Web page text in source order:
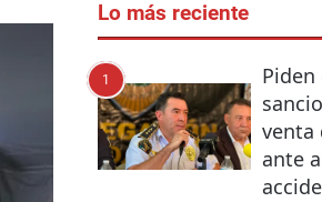
Lo más reciente
1
Piden
venta
ante